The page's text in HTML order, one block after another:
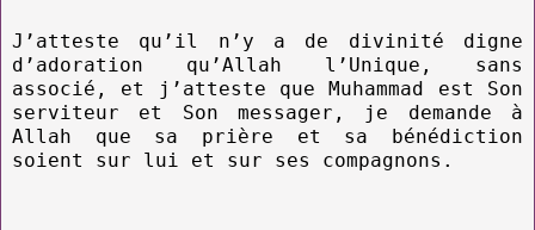
J’atteste qu’il n’y a de divinité digne
d’adoration qu’Allah l’Unique, sans
associé, et j’atteste que Muhammad est Son
serviteur et Son messager, je demande à
Allah que sa prière et sa bénédiction
soient sur lui et sur ses compagnons.